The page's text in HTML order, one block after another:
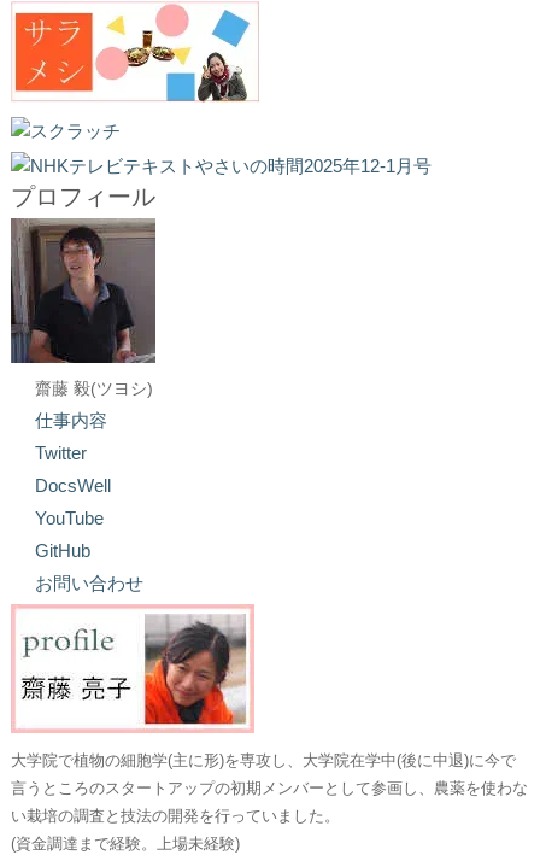
プロフィール
齋藤 毅(ツヨシ)
仕事内容
Twitter
DocsWell
YouTube
GitHub
お問い合わせ
大学院で植物の細胞学(主に形)を専攻し、大学院在学中(後に中退)に今で
言うところのスタートアップの初期メンバーとして参画し、農薬を使わな
い栽培の調査と技法の開発を行っていました。
(資金調達まで経験。上場未経験)